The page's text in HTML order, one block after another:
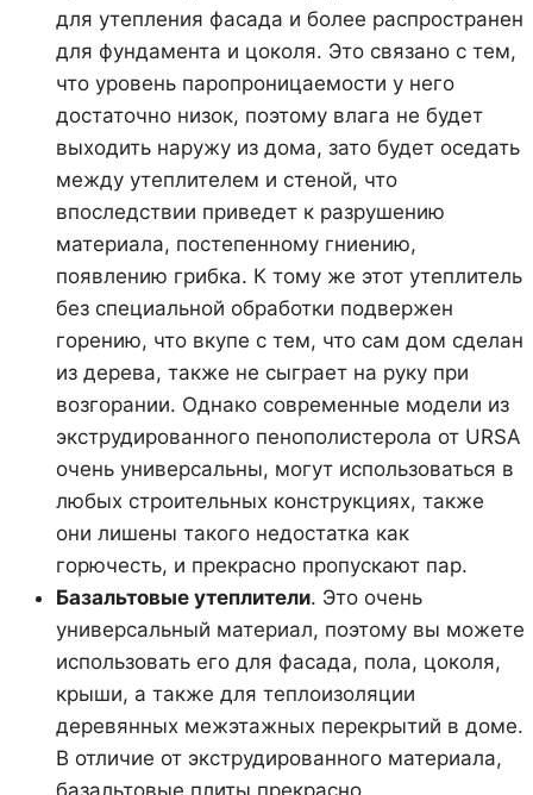
для утепления фасада и более распространен
для фундамента и цоколя. Это связано с тем,
что уровень паропроницаемости у него
достаточно низок, поэтому влага не будет
выходить наружу из дома, зато будет оседать
между утеплителем и стеной, что
впоследствии приведет к разрушению
материала, постепенному гниению,
появлению грибка. К тому же этот утеплитель
без специальной обработки подвержен
горению, что вкупе с тем, что сам дом сделан
из дерева, также не сыграет на руку при
возгорании. Однако современные модели из
экструдированного пенополистерола от URSA
очень универсальны, могут использоваться в
любых строительных конструкциях, также
они лишены такого недостатка как
горючесть, и прекрасно пропускают пар.
Базальтовые утеплители. Это очень
универсальный материал, поэтому вы можете
использовать его для фасада, пола, цоколя,
крыши, а также для теплоизоляции
деревянных межэтажных перекрытий в доме.
В отличие от экструдированного материала,
базальтовые плиты прекрасно